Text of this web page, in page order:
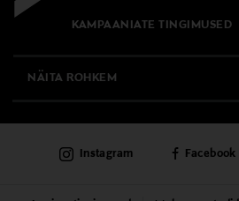
KAMPAANIATE TINGIMUSED
NÄITA ROHKEM
PÜSIKLIENDITEENINDUS
Instagram Facebook